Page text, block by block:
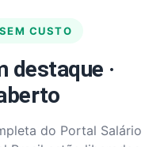
CUSTO
destaque ·
do Portal Salário